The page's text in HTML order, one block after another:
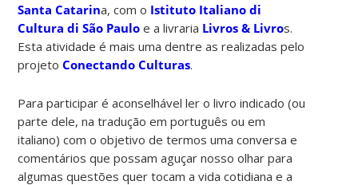
Santa Catarina, com o Istituto Italiano di
Cultura di São Paulo e a livraria Livros & Livros.
Esta atividade é mais uma dentre as realizadas pelo
projetoConectando Culturas.
Para participar é aconselhável ler o livro indicado (ou
parte dele, na tradução em português ou em
italiano) com o objetivo de termos uma conversa e
comentários que possam aguçar nosso olhar para
algumas questões quer tocam a vida cotidiana e a